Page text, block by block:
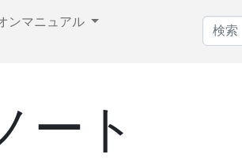
ンマニュアル
ート